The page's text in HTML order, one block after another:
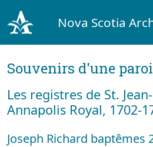
Nova Scotia
Souvenirs d'une
Les registres de St.
Annapolis Royal, 1702-
Joseph Richard baptêmes